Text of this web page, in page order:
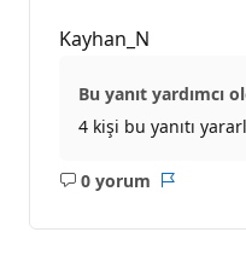
Kayhan_N
Bu yanıt yardımcı
4 kişi bu yanıtı
0 yorum
Açıklama